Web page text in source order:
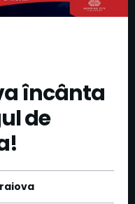
încânta
de